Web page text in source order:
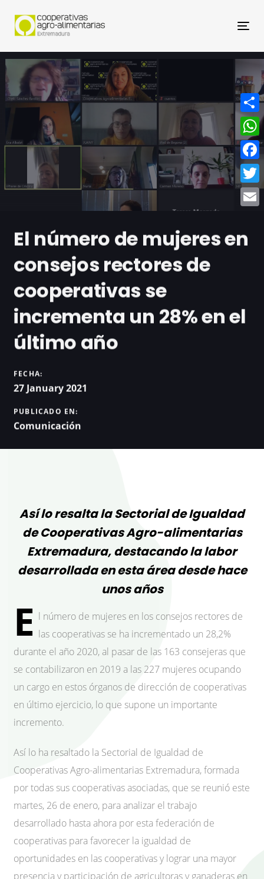
El número de mujeres en
consejos rectores de
cooperativas se
incrementa un 28% en el
último año
FECHA:
27 January 2021
PUBLICADO EN:
Comunicación
Así lo resalta la Sectorial de Igualdad
de Cooperativas Agro-alimentarias
Extremadura, destacando la labor
desarrollada en esta área desde hace
unos años
E l número de mujeres en los consejos rectores de
las cooperativas se ha incrementado un 28,2%
durante el año 2020, al pasar de las 163 consejeras que
se contabilizaron en 2019 a las 227 mujeres ocupando
un cargo en estos órganos de dirección de cooperativas
en último ejercicio, lo que supone un importante
incremento.
Así lo ha resaltado la Sectorial de Igualdad de
Cooperativas Agro-alimentarias Extremadura, formada
por todas sus cooperativas asociadas, que se reunió este
martes, 26 de enero, para analizar el trabajo
desarrollado hasta ahora por esta federación de
cooperativas para favorecer la igualdad de
oportunidades en las cooperativas y lograr una mayor
presencia y participación de agricultoras y ganaderas en